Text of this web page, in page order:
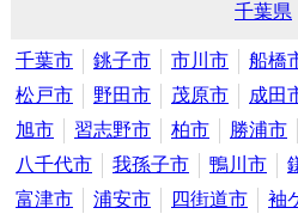
千葉県
千葉市 銚子市 市川市 船橋
松戸市
野田市 茂原市 成田
旭市
習志野市 柏市 勝浦市
八千代市
我孫子市 鴨川市
富津市
浦安市 四街道市 袖